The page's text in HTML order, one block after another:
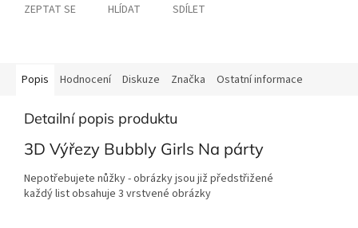
ZEPTAT SE HLÍDAT SDÍLET
Popis Hodnocení Diskuze Značka Ostatní informace
Detailní popis produktu
3D Výřezy Bubbly Girls Na párty
Nepotřebujete nůžky - obrázky jsou již předstřižené
každý list obsahuje 3 vrstvené obrázky